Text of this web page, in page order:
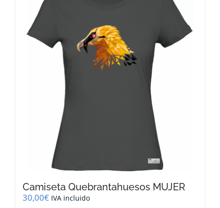
Camiseta Quebrantahuesos MUJER
30,00€ IVA incluido